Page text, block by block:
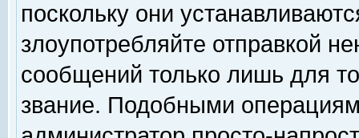
поскольку они
злоупотребляйте отправкой
сообщений только лишь для
звание. Подобными